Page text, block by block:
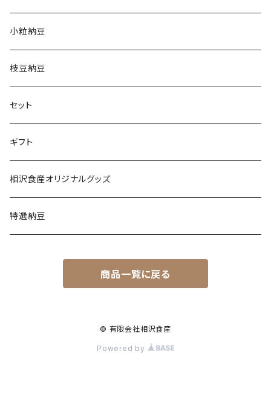
小粒納豆
枝豆納豆
セット
ギフト
相沢食産オリジナルグッズ
特選納豆
商品一覧に戻る
© 有限会社相沢食産
Powered by